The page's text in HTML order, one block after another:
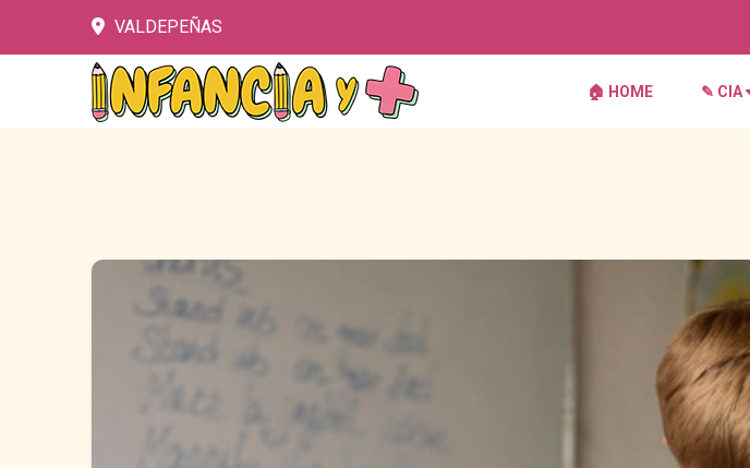
VALDEPEÑAS
🏠︎ HOME ✎ CIA